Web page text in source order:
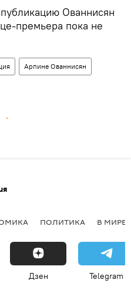
Ованнисян
премьера пока не
Арпине Ованнисян
ПОЛИТИКА В МИРЕ
Дзен Telegram